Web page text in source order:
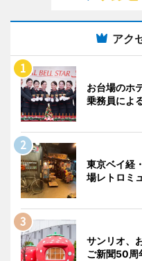
アク
お台場のホ
乗務員によ
東京ベイ経
場レトロミ
サンリオ、
ご新聞50周